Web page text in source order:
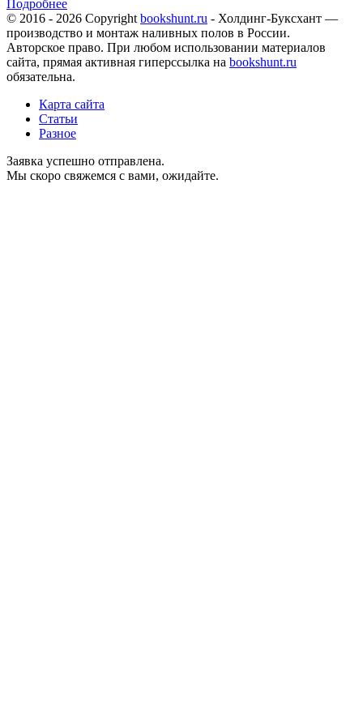
Подробнее
© 2016 - 2026 Copyright bookshunt.ru - Холдинг-Буксхант —
производство и монтаж наливных полов в России.
Авторское право. При любом использовании материалов
сайта, прямая активная гиперссылка на bookshunt.ru
обязательна.
Карта сайта
Статьи
Разное
Заявка успешно отправлена.
Мы скоро свяжемся с вами, ожидайте.